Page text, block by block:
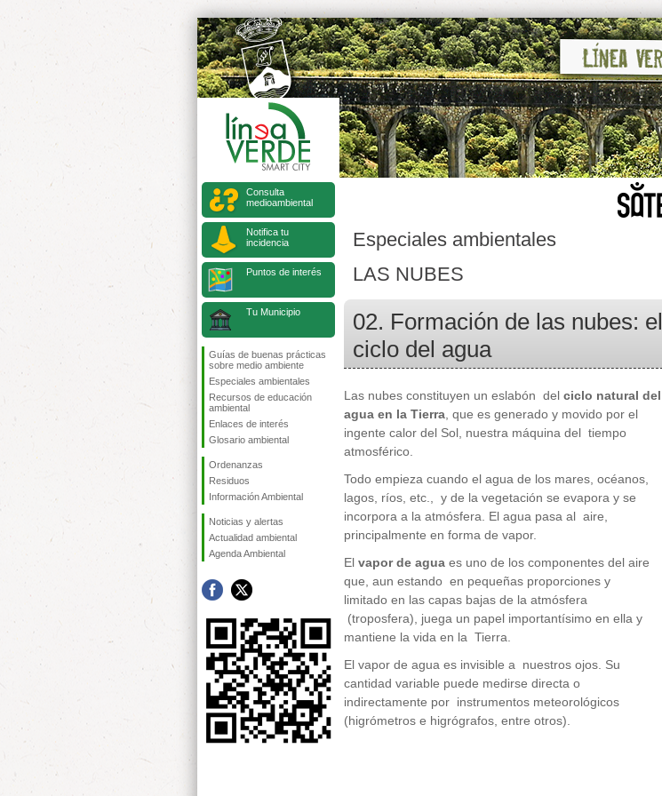
Consulta
medioambiental
Notifica tu
incidencia
Puntos de interés
Tu Municipio
Guías de buenas prácticas
sobre medio ambiente
Especiales ambientales
Recursos de educación
ambiental
Enlaces de interés
Glosario ambiental
Ordenanzas
Residuos
Información Ambiental
Noticias y alertas
Actualidad ambiental
Agenda Ambiental
Especiales ambientales
LAS NUBES
02. Formación de las nubes: el
ciclo del agua
Las nubes constituyen un eslabón del ciclo natural del
agua en la Tierra , que es generado y movido por el
ingente calor del Sol, nuestra máquina del tiempo
atmosférico.
Todo empieza cuando el agua de los mares, océanos,
lagos, ríos, etc., y de la vegetación se evapora y se
incorpora a la atmósfera. El agua pasa al aire,
principalmente en forma de vapor.
El vapor de agua es uno de los componentes del aire
que, aun estando en pequeñas proporciones y
limitado en las capas bajas de la atmósfera
(troposfera), juega un papel importantísimo en ella y
mantiene la vida en la Tierra.
El vapor de agua es invisible a nuestros ojos. Su
cantidad variable puede medirse directa o
indirectamente por instrumentos meteorológicos
(higrómetros e higrógrafos, entre otros).